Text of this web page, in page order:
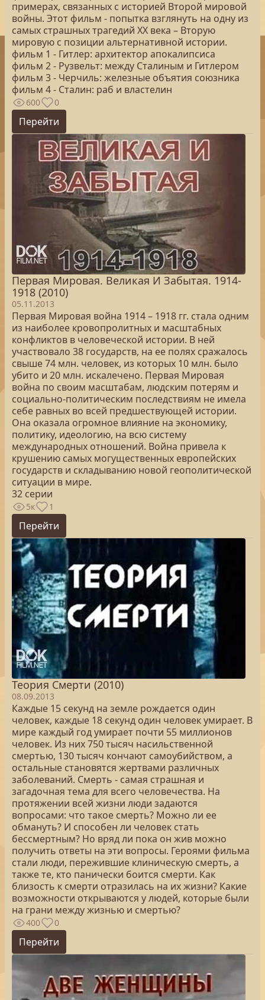
примерах, связанных с историей Второй мировой
войны. Этот фильм - попытка взглянуть на одну из
самых страшных трагедий ХХ века – Вторую
мировую с позиции альтернативной истории.
фильм 1 - Гитлер: архитектор апокалипсиса
фильм 2 - Рузвельт: между Сталиным и Гитлером
фильм 3 - Черчиль: железные объятия союзника
фильм 4 - Сталин: раб и властелин
600 0
Перейти
Первая Мировая. Великая И Забытая. 1914-
1918 (2010)
05.11.2013
Первая Мировая война 1914 – 1918 гг. стала одним
из наиболее кровопролитных и масштабных
конфликтов в человеческой истории. В ней
участвовало 38 государств, на ее полях сражалось
свыше 74 млн. человек, из которых 10 млн. было
убито и 20 млн. искалечено. Первая Мировая
война по своим масштабам, людским потерям и
социально-политическим последствиям не имела
себе равных во всей предшествующей истории.
Она оказала огромное влияние на экономику,
политику, идеологию, на всю систему
международных отношений. Война привела к
крушению самых могущественных европейских
государств и складыванию новой геополитической
ситуации в мире.
32 серии
5к 1
Перейти
Теория Смерти (2010)
08.09.2013
Каждые 15 секунд на земле рождается один
человек, каждые 18 секунд один человек умирает. В
мире каждый год умирает почти 55 миллионов
человек. Из них 750 тысяч насильственной
смертью, 130 тысяч кончают самоубийством, а
остальные становятся жертвами различных
заболеваний. Смерть - самая страшная и
загадочная тема для всего человечества. На
протяжении всей жизни люди задаются
вопросами: что такое смерть? Можно ли ее
обмануть? И способен ли человек стать
бессмертным? Но вряд ли пока он жив можно
получить ответы на эти вопросы. Героями фильма
стали люди, пережившие клиническую смерть, а
также те, кто панически боится смерти. Как
близость к смерти отразилась на их жизни? Какие
возможности открываются у людей, которые были
на грани между жизнью и смертью?
400 0
Перейти